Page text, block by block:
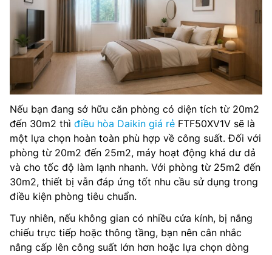
Nếu bạn đang sở hữu căn phòng có diện tích từ 20m2
đến 30m2 thì điều hòa Daikin giá rẻ FTF50XV1V sẽ là
một lựa chọn hoàn toàn phù hợp về công suất. Đối với
phòng từ 20m2 đến 25m2, máy hoạt động khá dư dả
và cho tốc độ làm lạnh nhanh. Với phòng từ 25m2 đến
30m2, thiết bị vẫn đáp ứng tốt nhu cầu sử dụng trong
điều kiện phòng tiêu chuẩn.
Tuy nhiên, nếu không gian có nhiều cửa kính, bị nắng
chiếu trực tiếp hoặc thông tầng, bạn nên cân nhắc
nâng cấp lên công suất lớn hơn hoặc lựa chọn dòng